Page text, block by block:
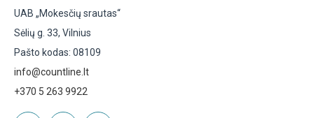
UAB „Mokesčių srautas“
Sėlių g. 33, Vilnius
Pašto kodas: 08109
info@countline.lt
+370 5 263 9922